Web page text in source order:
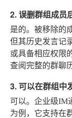
2. 误删群组成员
是的。被移除的
但其历史发言记
或具备相应权限
查阅完整的群聊
3. 可以在群组中
可以。企业级IM
为例，它支持在